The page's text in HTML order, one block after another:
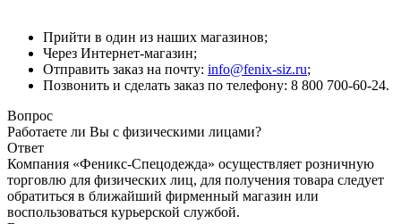
Прийти в один из наших магазинов;
Через Интернет-магазин;
Отправить заказ на почту: info@fenix-siz.ru;
Позвонить и сделать заказ по телефону: 8 800 700-60-24.
Вопрос
Работаете ли Вы с физическими лицами?
Ответ
Компания «Феникс-Спецодежда» осуществляет розничную
торговлю для физических лиц, для получения товара следует
обратиться в ближайший фирменный магазин или
воспользоваться курьерской службой.